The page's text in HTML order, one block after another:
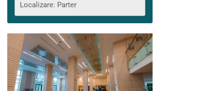
Localizare: Parter